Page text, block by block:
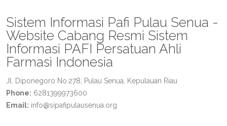
Sistem Informasi Pafi Pulau Senua -
Website Cabang Resmi Sistem
Informasi PAFI Persatuan Ahli
Farmasi Indonesia
Jl. Diponegoro No.278, Pulau Senua, Kepulauan Riau
Phone: 6281399973600
Email: info@sipafipulausenua.org